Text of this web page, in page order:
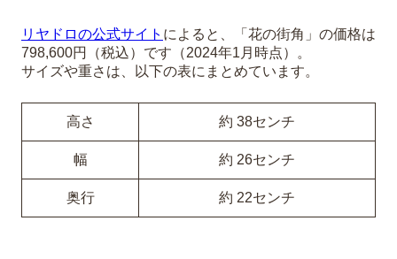
リヤドロの公式サイト によると、「花の街角」の価格は
798,600円（税込）です（2024年1月時点）。
サイズや重さは、以下の表にまとめています。
高さ 約 38センチ
幅 約 26センチ
奥行 約 22センチ